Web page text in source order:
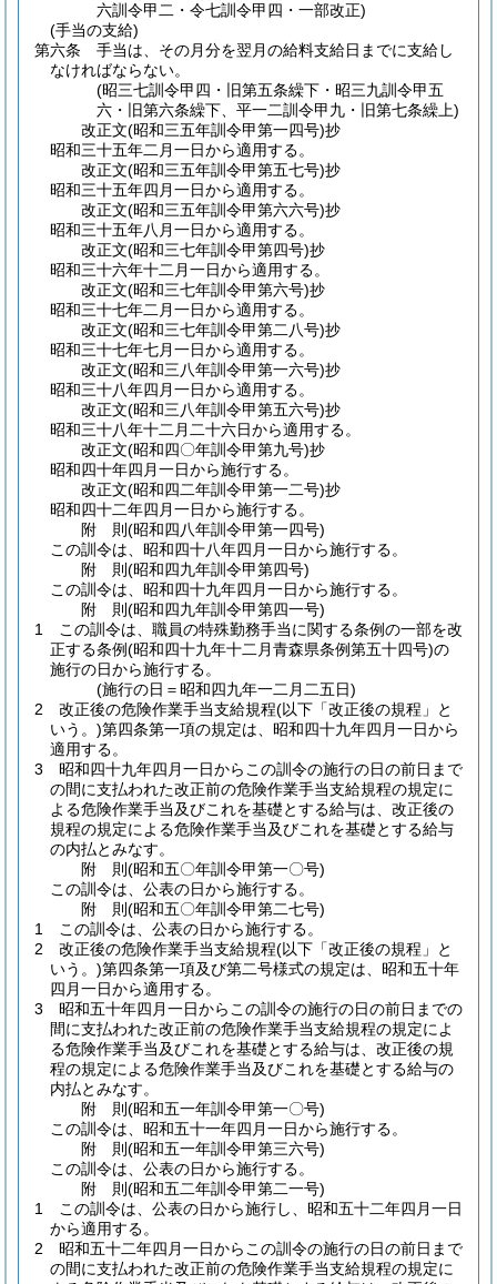
六訓令甲二・令七訓令甲四・一部改正)
(手当の支給)
第六条
手当は、その月分を翌月の給料支給日までに支給し
なければならない。
(昭三七訓令甲四・旧第五条繰下・昭三九訓令甲五
六・旧第六条繰下、平一二訓令甲九・旧第七条繰上)
改正文(昭和三五年訓令甲第一四号)抄
昭和三十五年二月一日から適用する。
改正文(昭和三五年訓令甲第五七号)抄
昭和三十五年四月一日から適用する。
改正文(昭和三五年訓令甲第六六号)抄
昭和三十五年八月一日から適用する。
改正文(昭和三七年訓令甲第四号)抄
昭和三十六年十二月一日から適用する。
改正文(昭和三七年訓令甲第六号)抄
昭和三十七年二月一日から適用する。
改正文(昭和三七年訓令甲第二八号)抄
昭和三十七年七月一日から適用する。
改正文(昭和三八年訓令甲第一六号)抄
昭和三十八年四月一日から適用する。
改正文(昭和三八年訓令甲第五六号)抄
昭和三十八年十二月二十六日から適用する。
改正文(昭和四〇年訓令甲第九号)抄
昭和四十年四月一日から施行する。
改正文(昭和四二年訓令甲第一二号)抄
昭和四十二年四月一日から施行する。
附 則(昭和四八年訓令甲第一四号)
この訓令は、昭和四十八年四月一日から施行する。
附 則(昭和四九年訓令甲第四号)
この訓令は、昭和四十九年四月一日から施行する。
附 則(昭和四九年訓令甲第四一号)
1
この訓令は、職員の特殊勤務手当に関する条例の一部を改
正する条例(昭和四十九年十二月青森県条例第五十四号)の
施行の日から施行する。
(施行の日＝昭和四九年一二月二五日)
2
改正後の危険作業手当支給規程(以下「改正後の規程」と
いう。)第四条第一項の規定は、昭和四十九年四月一日から
適用する。
3
昭和四十九年四月一日からこの訓令の施行の日の前日まで
の間に支払われた改正前の危険作業手当支給規程の規定に
よる危険作業手当及びこれを基礎とする給与は、改正後の
規程の規定による危険作業手当及びこれを基礎とする給与
の内払とみなす。
附 則(昭和五〇年訓令甲第一〇号)
この訓令は、公表の日から施行する。
附 則(昭和五〇年訓令甲第二七号)
1
この訓令は、公表の日から施行する。
2
改正後の危険作業手当支給規程(以下「改正後の規程」と
いう。)第四条第一項及び第二号様式の規定は、昭和五十年
四月一日から適用する。
3
昭和五十年四月一日からこの訓令の施行の日の前日までの
間に支払われた改正前の危険作業手当支給規程の規定によ
る危険作業手当及びこれを基礎とする給与は、改正後の規
程の規定による危険作業手当及びこれを基礎とする給与の
内払とみなす。
附 則(昭和五一年訓令甲第一〇号)
この訓令は、昭和五十一年四月一日から施行する。
附 則(昭和五一年訓令甲第三六号)
この訓令は、公表の日から施行する。
附 則(昭和五二年訓令甲第二一号)
1
この訓令は、公表の日から施行し、昭和五十二年四月一日
から適用する。
2
昭和五十二年四月一日からこの訓令の施行の日の前日まで
の間に支払われた改正前の危険作業手当支給規程の規定に